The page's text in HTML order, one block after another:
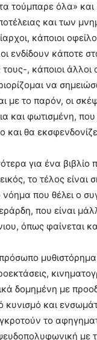
τούμπαρε όλα»
και των
κάποιοι
ενδίδουν κάποτε
τους-, κάποιοι
να
το παρόν, οι
και φωτισμένη,
θα
για ένα βιβλίο
το τέλος είναι
που θέλει ο
που είναι
όπως φαίνεται
μυθιστόρημα
δομημένη με
κυνισμό και
το
με